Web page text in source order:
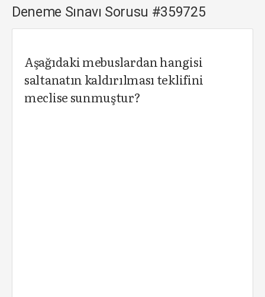
Deneme Sınavı Sorusu #359725
Aşağıdaki mebuslardan hangisi
saltanatın kaldırılması teklifini
meclise sunmuştur?